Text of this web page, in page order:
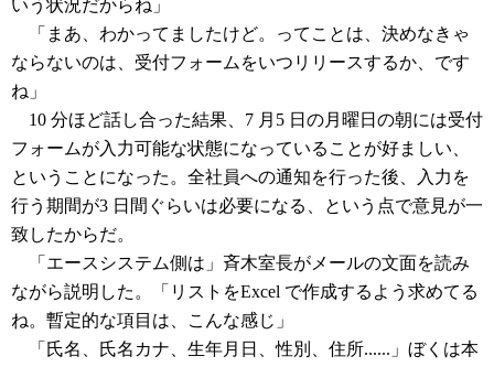
いう状況だからね」
「まあ、わかってましたけど。ってことは、決めなきゃ
ならないのは、受付フォームをいつリリースするか、です
ね」
10 分ほど話し合った結果、7 月5 日の月曜日の朝には受付
フォームが入力可能な状態になっていることが好ましい、
ということになった。全社員への通知を行った後、入力を
行う期間が3 日間ぐらいは必要になる、という点で意見が一
致したからだ。
「エースシステム側は」斉木室長がメールの文面を読み
ながら説明した。「リストをExcel で作成するよう求めてる
ね。暫定的な項目は、こんな感じ」
「氏名、氏名カナ、生年月日、性別、住所......」ぼくは本